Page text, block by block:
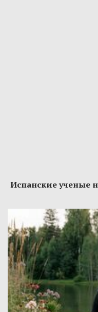
Испанские ученые